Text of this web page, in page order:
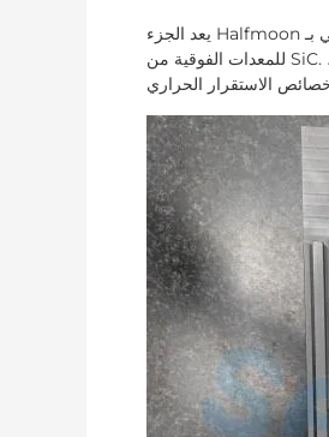
يعد الجزء Halfmoon من الجرافيت المطلي بـ SiC مكونًا رئيسيًا يستخدم في عمليات تصنيع أشباه الموصلات، خاصة بالنسبة
للمعدات الفوقية من SiC. نحن نستخدم تقنيتنا الحاصلة على براءة اختراع لصنع الجزء نصف القمري بدرجة نقاء عالية للغاية،